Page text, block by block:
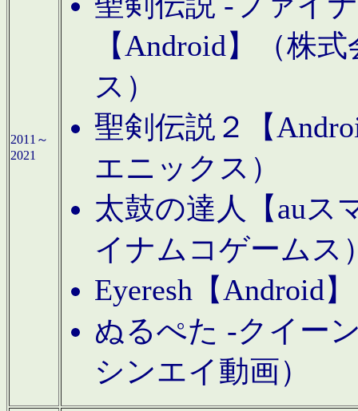
2011～
2021
【Android】（株
ス）
聖剣伝説２【
エニックス）
太鼓の達人【auス
イナムコゲームス
Eyeresh【Android
ぬるぺた -クイー
シンエイ動画）